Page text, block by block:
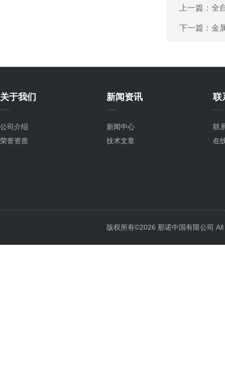
上一篇： 全
下一篇： 金
关于我们
公司介绍
荣誉资质
新闻资讯
新闻中心
技术文章
联
联
在
版权所有©2026 那诺中国有限公司